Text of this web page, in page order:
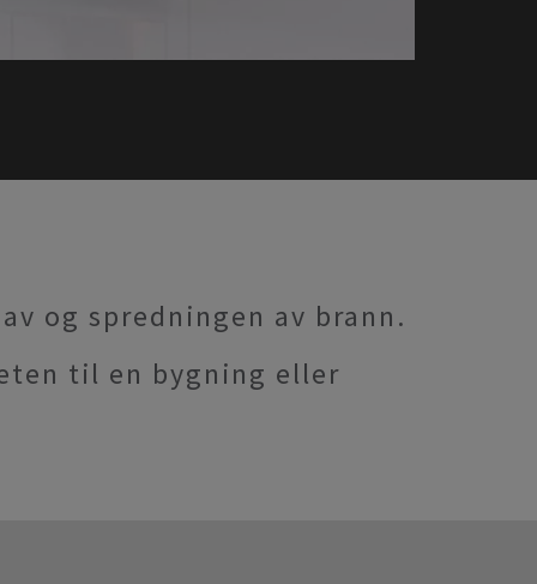
og spredningen av brann.
til en bygning eller